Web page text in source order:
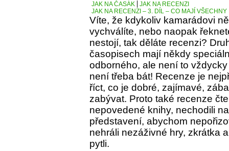
JAK NA ČASÁK
JAK NA RECENZI
JAK NA RECENZI – 3. DÍL – CO MAJÍ
Víte, že kdykoliv kamarádovi
vychválíte, nebo naopak
nestojí, tak děláte recenzi?
časopisech mají někdy
odborného, ale není to
není třeba bát! Recenze je
říct, co je dobré, zajímavé,
zabývat. Proto také recenze
nepovedené knihy, nechodili
představení, abychom
nehráli nezáživné hry, zkrátka
pytli.